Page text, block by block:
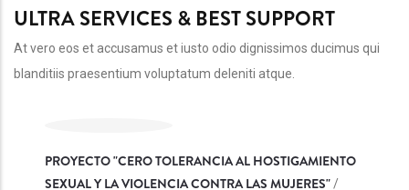
ULTRA SERVICES & BEST SUPPORT
At vero eos et accusamus et iusto odio dignissimos ducimus qui
blanditiis praesentium voluptatum deleniti atque.